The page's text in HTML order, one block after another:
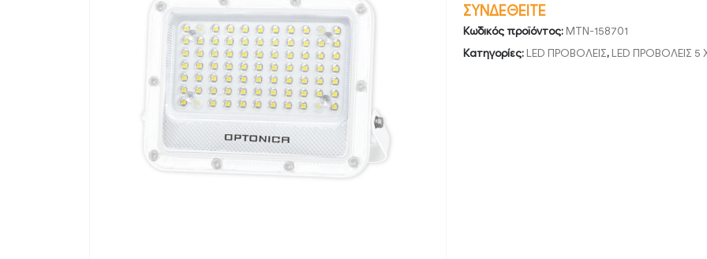
ΣΥΝΔΕΘΕΙΤΕ
Κωδικός προϊόντος:MTN-158701
Κατηγορίες:LED ΠΡΟΒΟΛΕΙΣ,LED ΠΡΟΒΟΛΕΙΣ 5